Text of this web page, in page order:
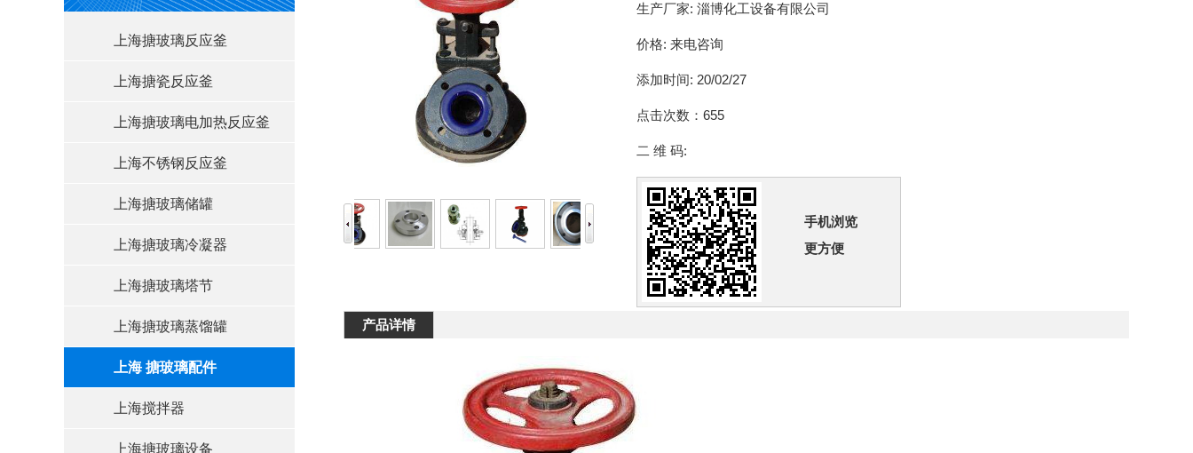
上海搪玻璃反应釜
上海搪瓷反应釜
上海搪玻璃电加热反应釜
上海不锈钢反应釜
上海搪玻璃储罐
上海搪玻璃冷凝器
上海搪玻璃塔节
上海搪玻璃蒸馏罐
上海 搪玻璃配件
上海搅拌器
上海搪玻璃设备
生产厂家: 淄博化工设备有限公司
价格: 来电咨询
添加时间: 20/02/27
点击次数： 655
二 维 码:
手机浏览
更方便
产品详情